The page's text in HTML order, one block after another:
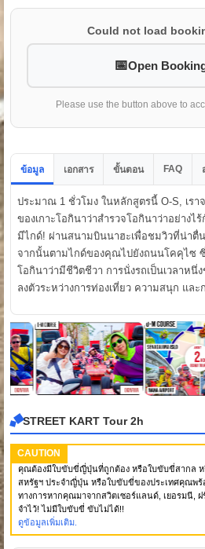
Could not load
Open
Please use the button above to
ข้อมูล เอกสาร ขั้นตอน FAQ
ประมาณ 1 ชั่วโมง ในหลักสูตรนี้ O-S, เรา
ของเกาะโอกินาว่าสำรวจโอกินาว่าอย่าง
มีไกด์! ผ่านสนามบินนาฮะเพื่อชมวิวที่น่าตื่
จากนั้นตามไกด์ของคุณไปยังถนนโคคุไซ
โอกินาว่ามีชีวิตชีวา การนั่งรถเป็นเวลาห
ลงตัวระหว่างการท่องเที่ยว ความสนุก แล
STREET KART Tour 2h
CAUTION
คุณต้องมีใบขับขี่ญี่ปุ่นที่ถูกต้อง หรือใบขับขี่สากล ห
สหรัฐฯ ประจำญี่ปุ่น หรือใบขับขี่ของประเทศคุณพ
ทางการหากคุณมาจากสวิตเซอร์แลนด์, เยอรมนี, ฝ
จำไว้! ไม่มีใบขับขี่ ขับไม่ได้!!
ดูข้อมูลเพิ่มเติม.